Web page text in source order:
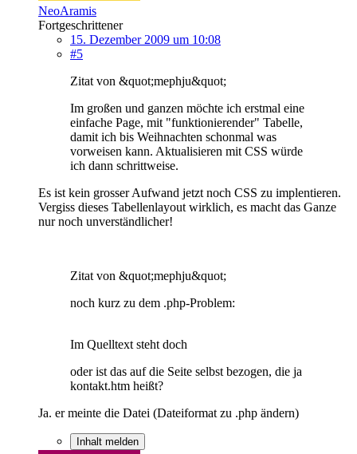
NeoAramis
Fortgeschrittener
15. Dezember 2009 um 10:08
#5
Zitat von &quot;mephju&quot;
Im großen und ganzen möchte ich erstmal eine
einfache Page, mit "funktionierender" Tabelle,
damit ich bis Weihnachten schonmal was
vorweisen kann. Aktualisieren mit CSS würde
ich dann schrittweise.
Es ist kein grosser Aufwand jetzt noch CSS zu implentieren.
Vergiss dieses Tabellenlayout wirklich, es macht das Ganze
nur noch unverständlicher!
Zitat von &quot;mephju&quot;
noch kurz zu dem .php-Problem:
Im Quelltext steht doch
oder ist das auf die Seite selbst bezogen, die ja
kontakt.htm heißt?
Ja. er meinte die Datei (Dateiformat zu .php ändern)
Inhalt melden